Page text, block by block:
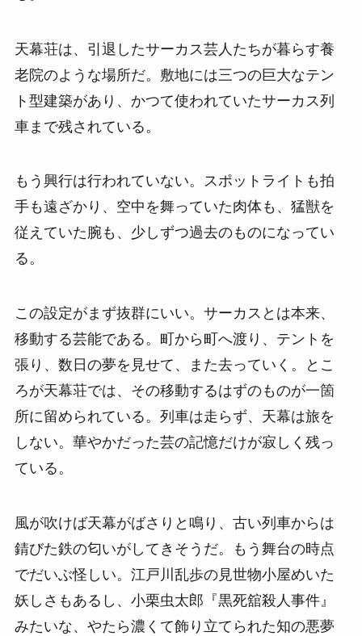
天幕荘は、引退したサーカス芸人たちが暮らす養
老院のような場所だ。敷地には三つの巨大なテン
ト型建築があり、かつて使われていたサーカス列
車まで残されている。
もう興行は行われていない。スポットライトも拍
手も遠ざかり、空中を舞っていた肉体も、猛獣を
従えていた腕も、少しずつ過去のものになってい
る。
この設定がまず抜群にいい。サーカスとは本来、
移動する芸能である。町から町へ渡り、テントを
張り、数日の夢を見せて、また去っていく。とこ
ろが天幕荘では、その移動するはずのものが一箇
所に留められている。列車は走らず、天幕は旅を
しない。華やかだった芸の記憶だけが寂しく残っ
ている。
風が吹けば天幕がばさりと鳴り、古い列車からは
錆びた鉄の匂いがしてきそうだ。もう舞台の時点
でだいぶ怪しい。江戸川乱歩の見世物小屋めいた
妖しさもあるし、小栗虫太郎『黒死舘殺人事件』
みたいな、やたら濃くて飾り立てられた知の悪夢